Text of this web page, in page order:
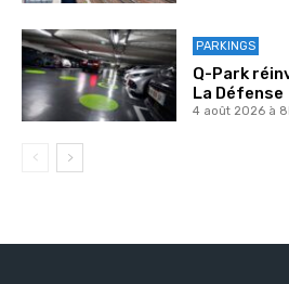
PARKINGS
Q-Park
La Défense
4 août 2026 à